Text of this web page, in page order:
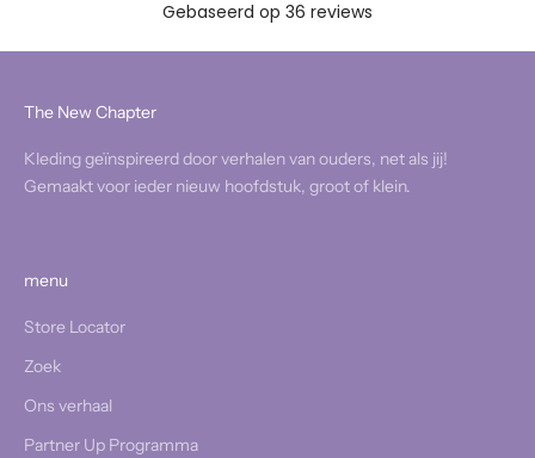
The New Chapter
Kleding geïnspireerd door verhalen van ouders, net als jij!
Gemaakt voor ieder nieuw hoofdstuk, groot of klein.
menu
Store Locator
Zoek
Ons verhaal
Partner Up Programma